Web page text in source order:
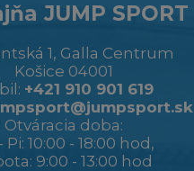
JUMP SPORT
1, Galla Centrum
Košice 04001
+421 910 901 619
Otváracia doba:
Pi: 10:00 - 18:00 hod,
9:00 - 13:00 hod